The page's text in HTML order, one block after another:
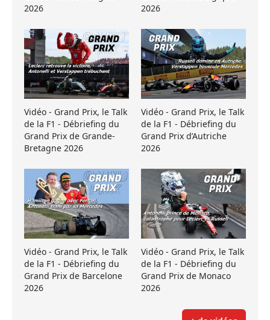
2026
2026
Vidéo - Grand Prix, le Talk
de la F1 - Débriefing du
Grand Prix de Grande-
Bretagne 2026
Vidéo - Grand Prix, le Talk
de la F1 - Débriefing du
Grand Prix d’Autriche
2026
Vidéo - Grand Prix, le Talk
de la F1 - Débriefing du
Grand Prix de Barcelone
2026
Vidéo - Grand Prix, le Talk
de la F1 - Débriefing du
Grand Prix de Monaco
2026